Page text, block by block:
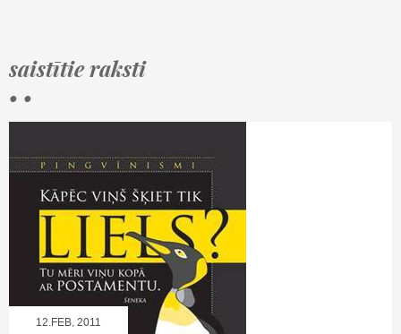
saistītie raksti
• •
12.FEB, 2011